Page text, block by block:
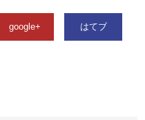
google+ はてブ